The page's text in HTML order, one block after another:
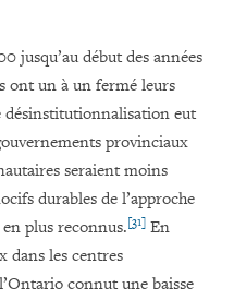
jusqu’au début des années
ont un à un fermé leurs
désinstitutionnalisation eut
provinciaux
seraient moins
durables de l’approche
plus reconnus.[31] En
dans les centres
connut une baisse